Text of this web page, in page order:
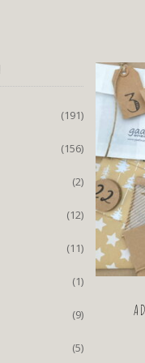
(191)
(156)
(2)
(12)
(11)
(1)
(9)
(5)